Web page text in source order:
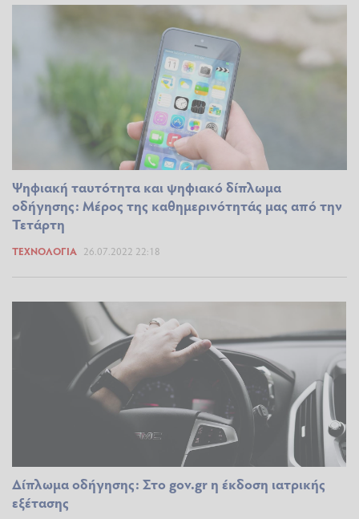
Ψηφιακή ταυτότητα και ψηφιακό δίπλωμα
οδήγησης: Μέρος της καθημερινότητάς μας από την
Τετάρτη
ΤΕΧΝΟΛΟΓΊΑ 26.07.2022 22:18
Δίπλωμα οδήγησης: Στο gov.gr η έκδοση ιατρικής
εξέτασης